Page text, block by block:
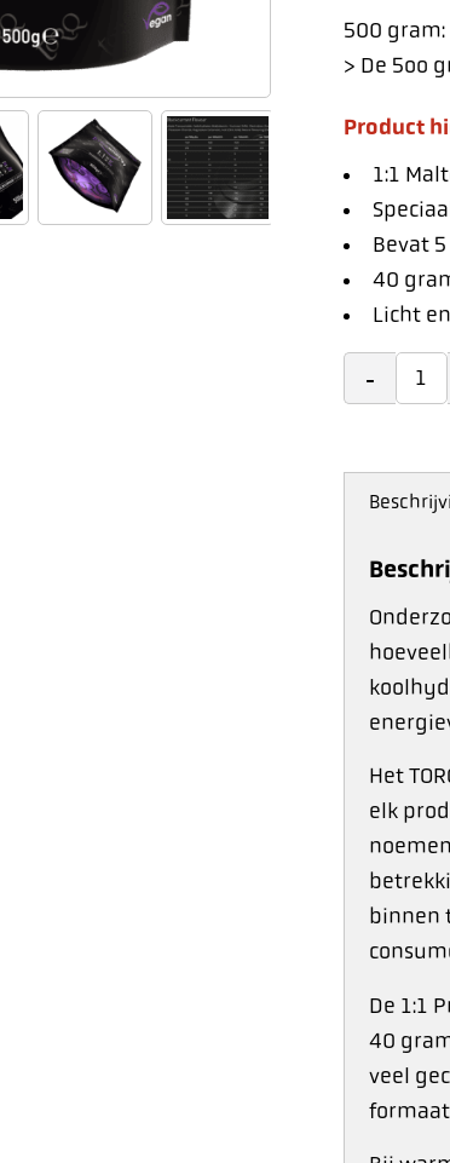
500
> De 5oo
Product
1:1
Bevat
40
Licht
Het
elk
noemen
binnen
De 1:1
40
veel